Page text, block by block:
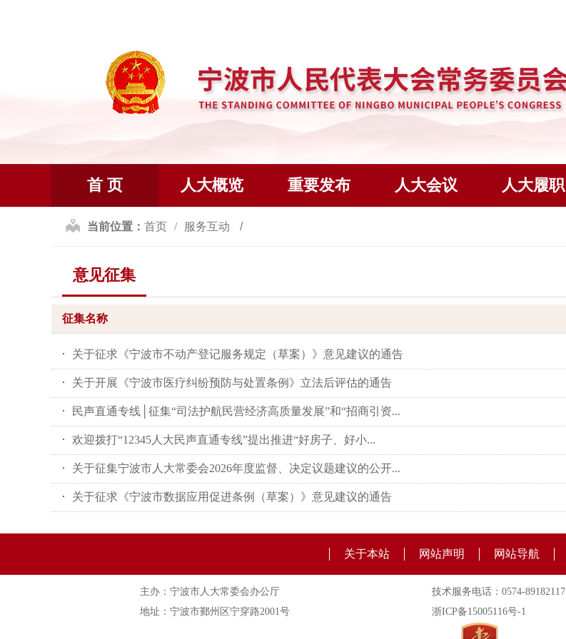
首 页 人大概览 重要发布 人大会议 人大履职
当前位置： 首页 服务互动
意见征集
征集名称
关于征求《宁波市不动产登记服务规定（草案）》意见建议的通告
关于开展《宁波市医疗纠纷预防与处置条例》立法后评估的通告
民声直通专线│征集“司法护航民营经济高质量发展”和“招商引资...
欢迎拨打“12345人大民声直通专线”提出推进“好房子、好小...
关于征集宁波市人大常委会2026年度监督、决定议题建议的公开...
关于征求《宁波市数据应用促进条例（草案）》意见建议的通告
关于本站 网站声明 网站导航
主办：宁波市人大常委会办公厅
地址：宁波市鄞州区宁穿路2001号
技术服务电话：0574-89182117
浙ICP备15005116号-1